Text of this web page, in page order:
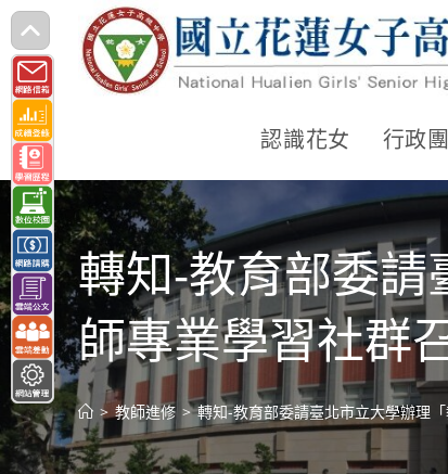
跳
轉
至
主
要
內
容
認識花女 行政
轉知-教育部委
師專業學習社群
> 教師進修 > 轉知-教育部委請臺北市立大學辦理